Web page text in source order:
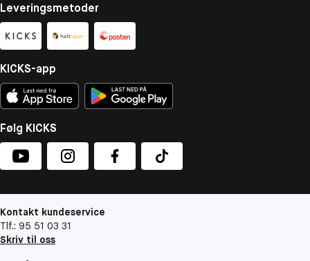
Leveringsmetoder
KICKS-app
Følg KICKS
Kontakt kundeservice
Tlf.: 95 51 03 31
Skriv til oss